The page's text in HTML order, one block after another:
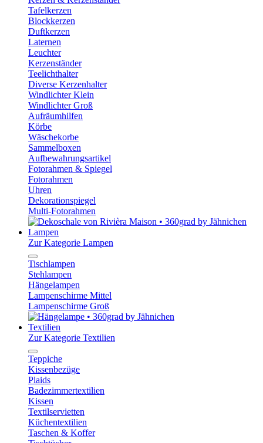
Tafelkerzen
Blockkerzen
Duftkerzen
Laternen
Leuchter
Kerzenständer
Teelichthalter
Diverse Kerzenhalter
Windlichter Klein
Windlichter Groß
Aufräumhilfen
Körbe
Wäschekorbe
Sammelboxen
Aufbewahrungsartikel
Fotorahmen & Spiegel
Fotorahmen
Uhren
Dekorationspiegel
Multi-Fotorahmen
Lampen
Zur Kategorie Lampen
Tischlampen
Stehlampen
Hängelampen
Lampenschirme Mittel
Lampenschirme Groß
Textilien
Zur Kategorie Textilien
Teppiche
Kissenbezüge
Plaids
Badezimmertextilien
Kissen
Textilservietten
Küchentextilien
Taschen & Koffer